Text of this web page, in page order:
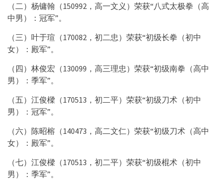
（二）杨镛翰（150992，高一文义）荣获“八式太极拳（高
中男）：冠军”。
（三）叶于瑄（170082，初二忠）荣获“初级长拳（初中
女）：殿军”。
（四）林俊宏（130099，高三理忠）荣获“初级南拳（高中
男）：季军”。
（五）江俊樑（170513，初二平）荣获“初级刀术（初中
男）：冠军”。
（六）陈昭榕（140473，高二文仁）荣获“初级刀术（高中
女）：殿军”。
（七）江俊樑（170513，初二平）荣获“初级棍术（初中
男）：季军”。